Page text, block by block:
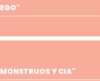
Y CIA"